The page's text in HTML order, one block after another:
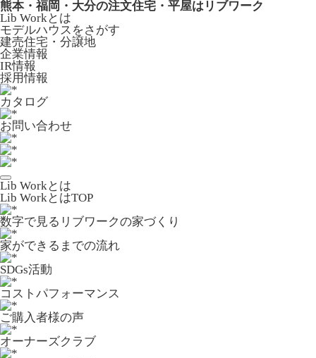
熊本・福岡・大分の注文住宅・平屋はリブワーク
Lib Workとは
モデルハウスをさがす
建売住宅・分譲地
企業情報
IR情報
採用情報
カタログ
お問い合わせ
Lib Workとは
Lib WorkとはTOP
数字で⾒るリブワークの家づくり
家ができるまでの流れ
SDGs活動
コストパフォーマンス
ご購入者様の声
オーナーズクラブ